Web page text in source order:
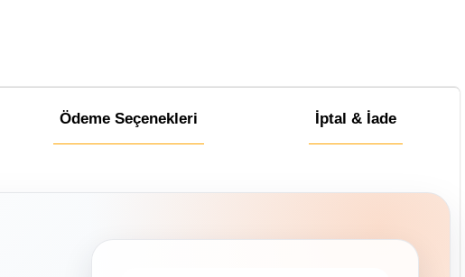
Ödeme Seçenekleri İptal & İade